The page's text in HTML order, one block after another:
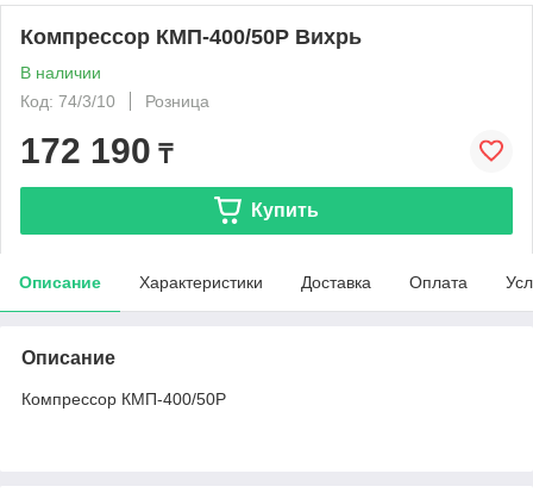
Компрессор КМП-400/50Р Вихрь
В наличии
Код: 74/3/10
Розница
172 190 ₸
Купить
Описание Характеристики Доставка Оплата
Описание
Компрессор КМП-400/50Р